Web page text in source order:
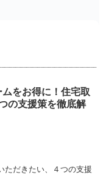
をお得に！住宅取
の支援策を徹底解
ただきたい、４つの支援